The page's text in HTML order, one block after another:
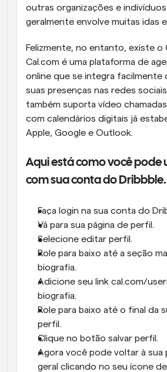
outras organizações e
geralmente envolve muitas idas
Felizmente, no entanto, existe o
Cal.com é uma plataforma de
online que se integra facilmente
suas presenças nas redes
também suporta vídeo
com calendários digitais já
Apple, Google e Outlook.
Aqui está como você pode
com sua conta do Dribbble.
Faça login na sua conta do
Vá para sua página de perfil.
Selecione editar perfil.
Role para baixo até a seção
biografia.
Adicione seu link cal.com/
biografia.
Role para baixo até o final da
perfil.
Clique no botão salvar perfil.
Agora você pode voltar à sua
geral clicando no seu ícone